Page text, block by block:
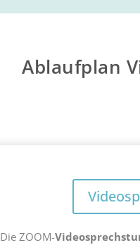
Ablaufplan
Die ZOOM-